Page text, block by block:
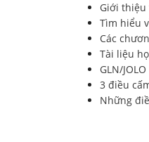
Giới thiệu
Tìm hiểu
Các
Tài liệu
GLN/
3 điều
Những